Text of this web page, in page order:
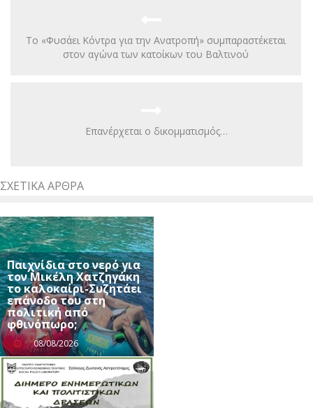
Το «Φυσάει Κόντρα για την Ανατροπή» συμπαραστέκεται
στον αγώνα των κατοίκων του Βαλτινού
Επανέρχεται ο δικομματισμός…
ΣΧΕΤΙΚΆ ΆΡΘΡΑ
Παιχνίδια στο νερό για
τον Μικέλη Χατζηγάκη
το καλοκαίρι-Συζητάει
επάνοδο του στη
πολιτική από
φθινόπωρο;
08/08/2026